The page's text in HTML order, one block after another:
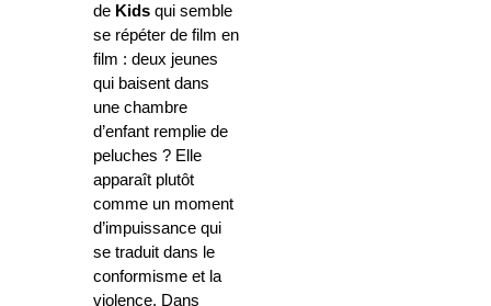
de Kids qui semble
se répéter de film en
film : deux jeunes
qui baisent dans
une chambre
d’enfant remplie de
peluches ? Elle
apparaît plutôt
comme un moment
d’impuissance qui
se traduit dans le
conformisme et la
violence. Dans